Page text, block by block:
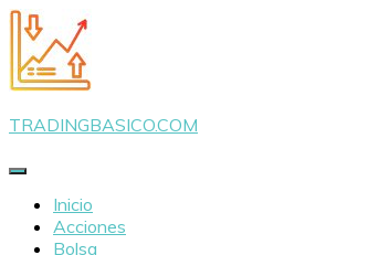
Saltar
al
contenido
TRADINGBASICO.COM
Inicio
Acciones
Bolsa